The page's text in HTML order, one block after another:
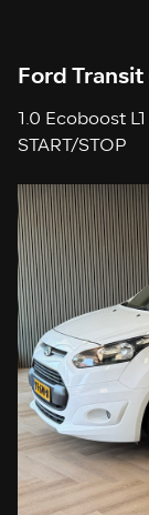
Ford
1.0 Ecoboost
START/STOP